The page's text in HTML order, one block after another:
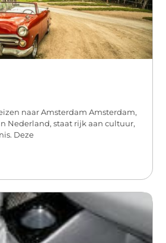
naar Amsterdam Amsterdam,
Nederland, staat rijk aan cultuur,
Deze